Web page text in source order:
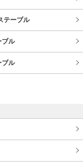
テーブル
ブル
ブル